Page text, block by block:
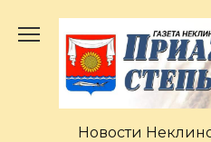
содержанию
Новости